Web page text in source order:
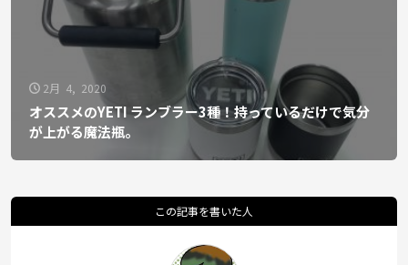
2月 4, 2020
オススメのYETI ランブラー3種！持っているだけで気分
が上がる魔法瓶。
この記事を書いた人